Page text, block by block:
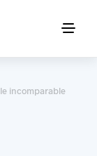
incomparable